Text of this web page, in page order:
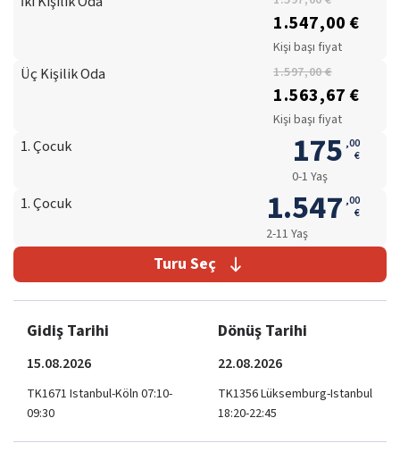
1.547,00 €
Kişi başı fiyat
Üç Kişilik Oda 1.597,00 €
1.563,67 €
Kişi başı fiyat
1. Çocuk 175 ,00
€
0-1 Yaş
1. Çocuk 1.547 ,00
€
2-11 Yaş
Turu Seç
Gidiş Tarihi
15.08.2026
TK1671 Istanbul-Köln 07:10-
09:30
Dönüş Tarihi
22.08.2026
TK1356 Lüksemburg-Istanbul
18:20-22:45